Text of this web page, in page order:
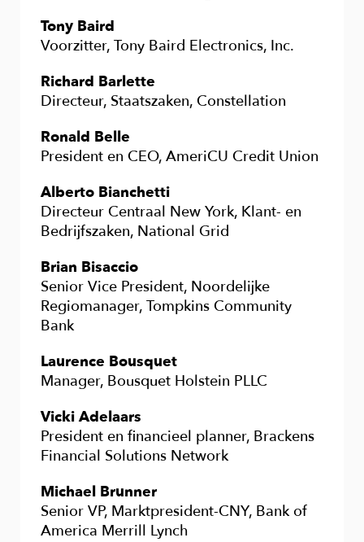
Tony Baird
Voorzitter, Tony Baird Electronics, Inc.
Richard Barlette
Directeur, Staatszaken, Constellation
Ronald Belle
President en CEO, AmeriCU Credit Union
Alberto Bianchetti
Directeur Centraal New York, Klant- en
Bedrijfszaken, National Grid
Brian Bisaccio
Senior Vice President, Noordelijke
Regiomanager, Tompkins Community
Bank
Laurence Bousquet
Manager, Bousquet Holstein PLLC
Vicki Adelaars
President en financieel planner, Brackens
Financial Solutions Network
Michael Brunner
Senior VP, Marktpresident-CNY, Bank of
America Merrill Lynch